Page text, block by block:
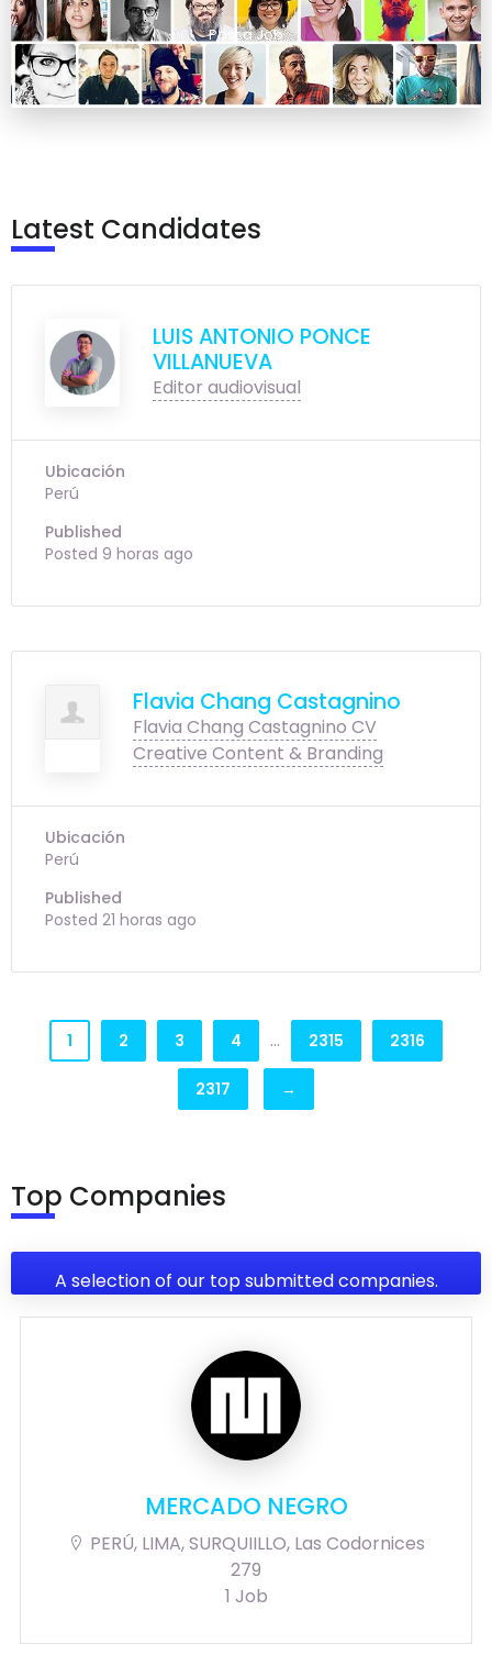
Post a Job
Latest Candidates
LUIS ANTONIO PONCE
VILLANUEVA
Editor audiovisual
Ubicación
Perú
Published
Posted 9 horas ago
Flavia Chang Castagnino
Flavia Chang Castagnino CV
Creative Content & Branding
Ubicación
Perú
Published
Posted 21 horas ago
1 2 3 4 ... 2315 2316
2317 →
Top Companies
A selection of our top submitted companies.
MERCADO NEGRO
PERÚ, LIMA, SURQUIILLO, Las Codornices
279
1 Job